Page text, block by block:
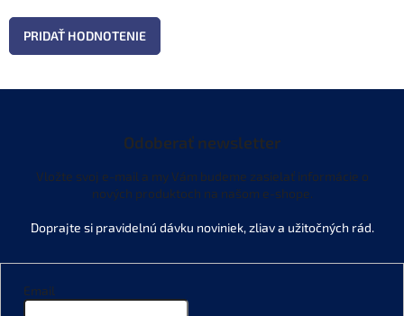
PRIDAŤ HODNOTENIE
Odoberať newsletter
Vložte svoj e-mail a my Vám budeme zasielať informácie o
nových produktoch na našom e-shope.
Email